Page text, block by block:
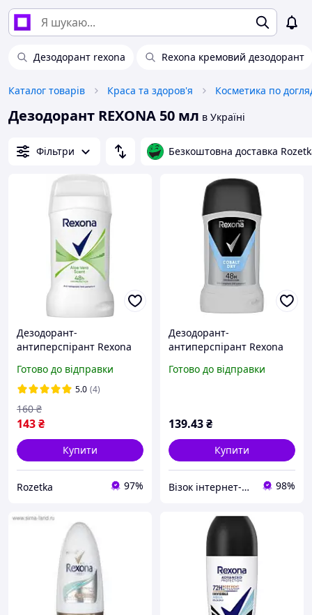
Дезодорант rexona Rexona кремовий дезодорант
Каталог товарів Краса та здоров'я Косметика по
Дезодорант REXONA 50 мл в Україні
Фільтри Безкоштовна доставка
Дезодорант-
антиперспірант Rexona
(30056640/59004783)
Готово до відправки
5.0 (4)
143₴
160 ₴
Купити
Rozetka 97%
Дезодорант-
антиперспірант Rexona
Готово до відправки
139.43₴
Купити
Візок інтернет-магазин 98%